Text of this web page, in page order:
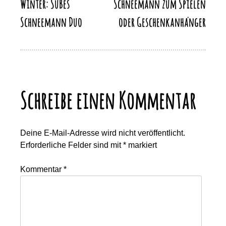
Winter: Süßes
Schneemann Duo
Schneemann zum Spielen
oder Geschenkanhänger
Schreibe einen Kommentar
Deine E-Mail-Adresse wird nicht veröffentlicht.
Erforderliche Felder sind mit* markiert
Kommentar*